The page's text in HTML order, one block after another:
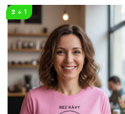
d
u
k
t
ů
o
d
u
k
t
ů
2 + 1